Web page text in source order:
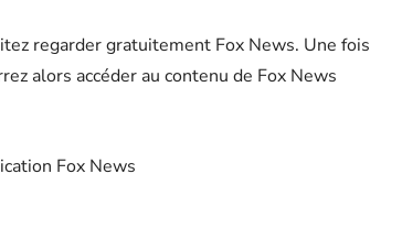
regarder gratuitement Fox News. Une fois
alors accéder au contenu de Fox News
Fox News